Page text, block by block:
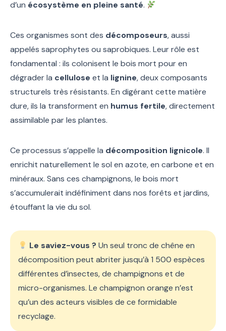
d’un écosystème en pleine santé.
Ces organismes sont des décomposeurs, aussi
appelés saprophytes ou saprobiques. Leur rôle est
fondamental : ils colonisent le bois mort pour en
dégrader la cellulose et la lignine, deux composants
structurels très résistants. En digérant cette matière
dure, ils la transforment en humus fertile, directement
assimilable par les plantes.
Ce processus s’appelle la décomposition lignicole. Il
enrichit naturellement le sol en azote, en carbone et en
minéraux. Sans ces champignons, le bois mort
s’accumulerait indéfiniment dans nos forêts et jardins,
étouffant la vie du sol.
Le saviez-vous ? Un seul tronc de chêne en
décomposition peut abriter jusqu’à 1 500 espèces
différentes d’insectes, de champignons et de
micro-organismes. Le champignon orange n’est
qu’un des acteurs visibles de ce formidable
recyclage.